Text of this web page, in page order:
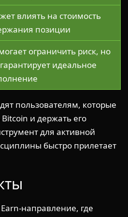
влиять на стоимость
позиции
ограничить риск, но
идеальное
пользователям, которые
Bitcoin и держать его
для активной
быстро прилетает
направление, где